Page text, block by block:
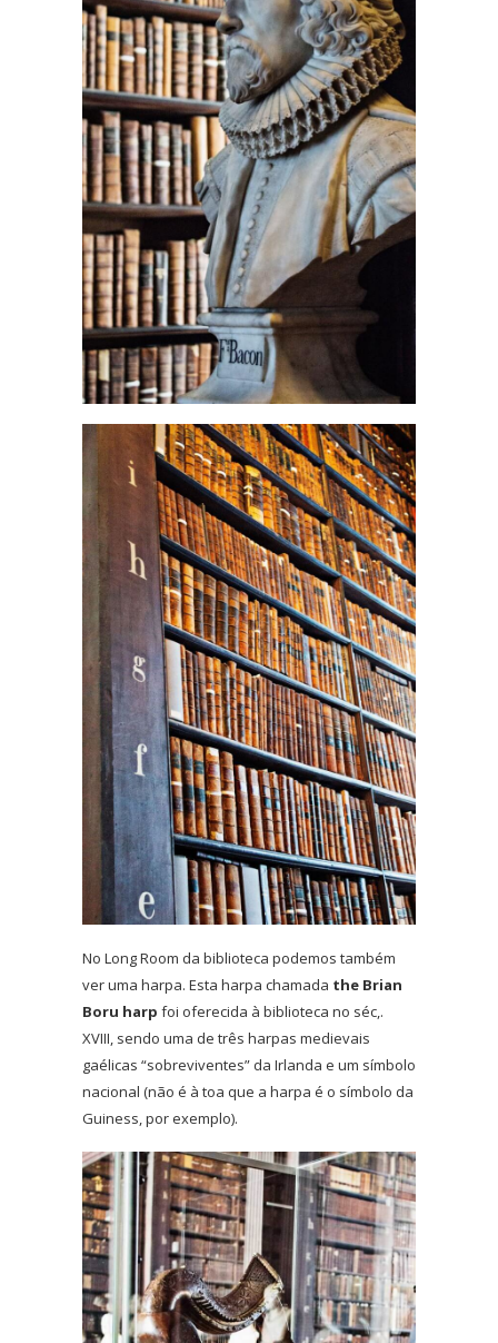
No Long Room da biblioteca podemos também
ver uma harpa. Esta harpa chamada the Brian
Boru harp foi oferecida à biblioteca no séc,.
XVIII, sendo uma de três harpas medievais
gaélicas “sobreviventes” da Irlanda e um símbolo
nacional (não é à toa que a harpa é o símbolo da
Guiness, por exemplo).